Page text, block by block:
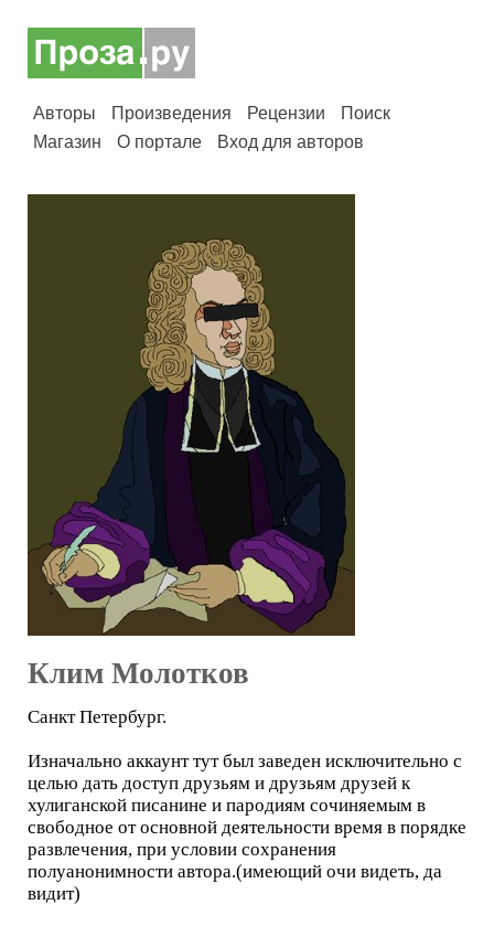
Авторы Произведения Рецензии
Поиск
Магазин
О портале Вход для авторов
Клим Молотков
Санкт Петербург.
Изначально аккаунт тут был заведен исключительно с
целью дать доступ друзьям и друзьям друзей к
хулиганской писанине и пародиям сочиняемым в
свободное от основной деятельности время в порядке
развлечения, при условии сохранения
полуанонимности автора.(имеющий очи видеть, да
видит)